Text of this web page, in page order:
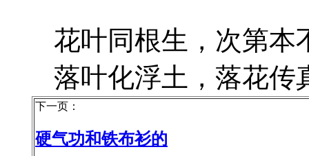
花叶同根生，次第本
落叶化浮土，落花传
下一页：
硬气功和铁布衫的